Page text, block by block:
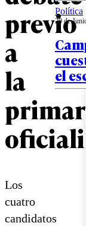
previo
a
la
Los
cuatro
candidatos
Política
20 de
el